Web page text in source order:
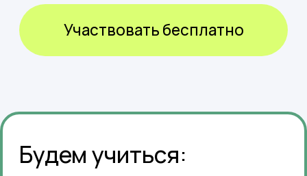
Доступ к бесплатному
вебинару
Узнайте, как стать уверенным
Что вы получите,
после регистрации?